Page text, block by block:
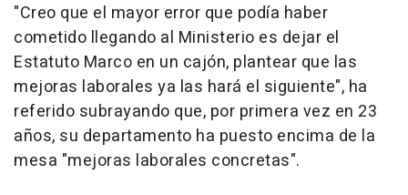
"Creo que el mayor error que podía haber
cometido llegando al Ministerio es dejar el
Estatuto Marco en un cajón, plantear que las
mejoras laborales ya las hará el siguiente", ha
referido subrayando que, por primera vez en 23
años, su departamento ha puesto encima de la
mesa "mejoras laborales concretas".